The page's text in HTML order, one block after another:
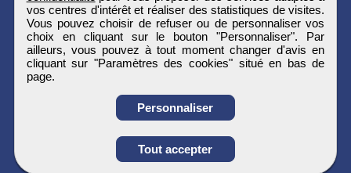
Postulez à l'annonce
vos centres d'intérêt et réaliser des statistiques de visites.
Vous pouvez choisir de refuser ou de personnaliser vos
choix en cliquant sur le bouton "Personnaliser". Par
ailleurs, vous pouvez à tout moment changer d'avis en
cliquant sur "Paramètres des cookies" situé en bas de
page.
Personnaliser
Tout accepter
ELECTRIJOB